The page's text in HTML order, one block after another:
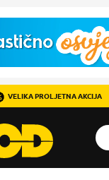
VELIKA PROLJETNA AKCIJA